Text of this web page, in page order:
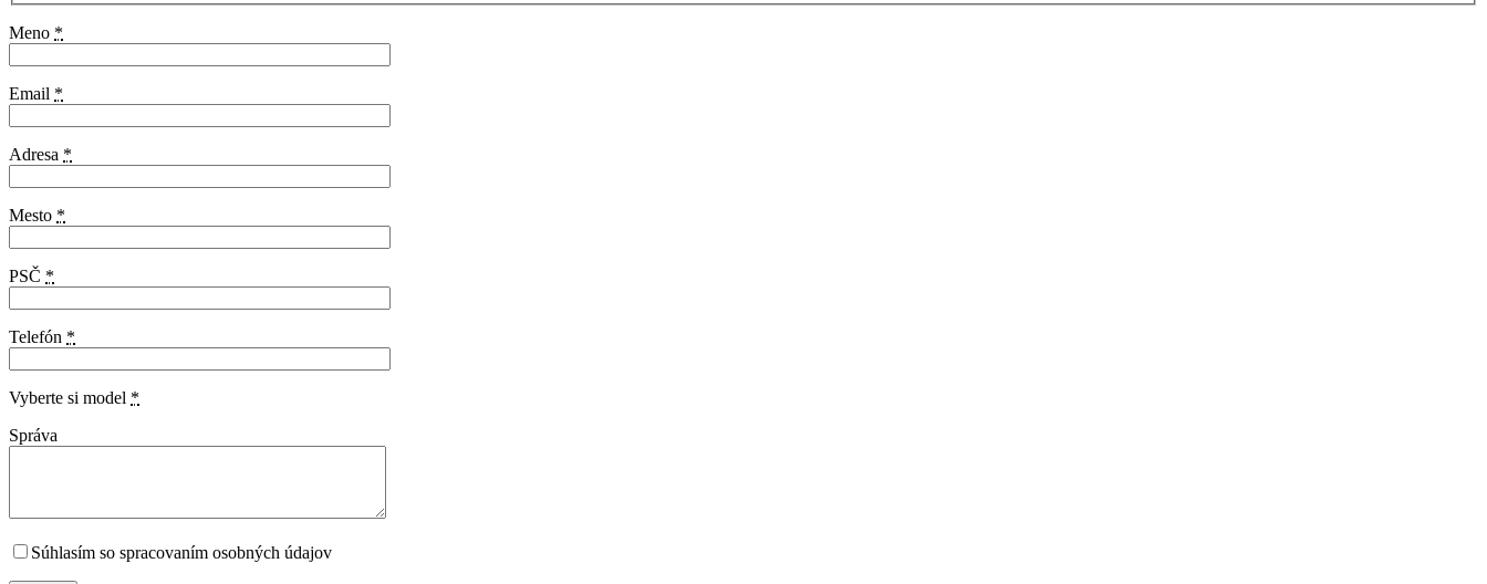
Meno *
Email *
Adresa *
Mesto *
PSČ *
Telefón *
Vyberte si model *
Správa
Súhlasím so spracovaním osobných údajov